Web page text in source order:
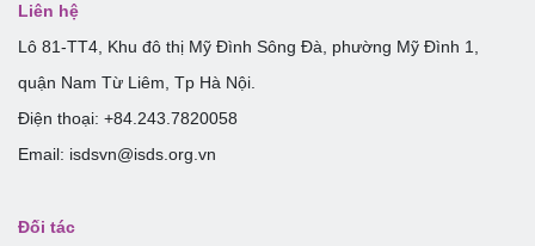
Liên hệ
Lô 81-TT4, Khu đô thị Mỹ Đình Sông Đà, phường Mỹ Đình 1,
quận Nam Từ Liêm, Tp Hà Nội.
Điện thoại: +84.243.7820058
Email: isdsvn@isds.org.vn
Đối tác